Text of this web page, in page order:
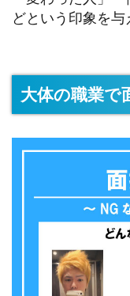
どという印象を与
大体の職業で